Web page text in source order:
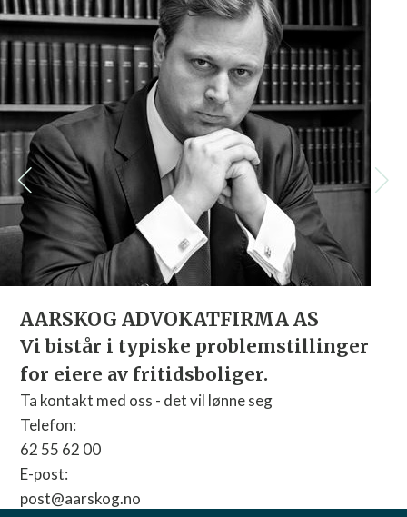
AARSKOG ADVOKATFIRMA AS
Vi bistår i typiske problemstillinger
for eiere av fritidsboliger.
Ta kontakt med oss - det vil lønne seg
Telefon:
62 55 62 00
E-post:
post@aarskog.no